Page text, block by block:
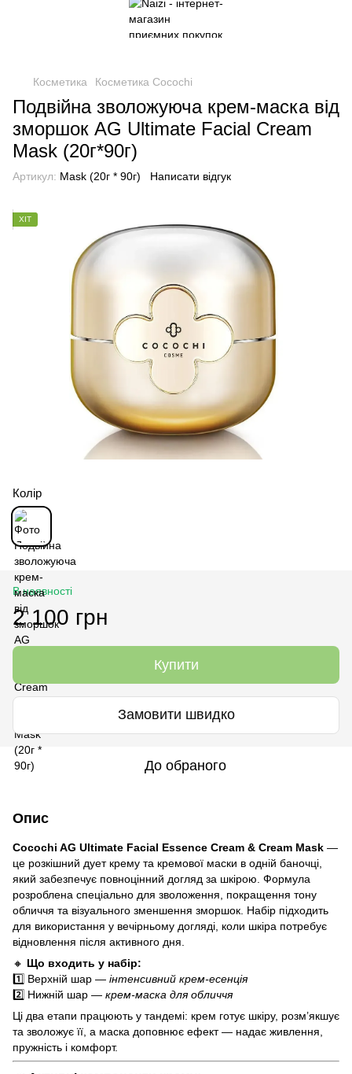
Косметика Косметика Cocochi
Подвійна зволожуюча крем-маска від
зморшок AG Ultimate Facial Cream
Mask (20г*90г)
Артикул: Mask (20г * 90г) Написати відгук
ХІТ
Колір
В наявності
2 100 грн
Купити
Замовити швидко
До обраного
Опис
Cocochi AG Ultimate Facial Essence Cream & Cream Mask —
це розкішний дует крему та кремової маски в одній баночці,
який забезпечує повноцінний догляд за шкірою. Формула
розроблена спеціально для зволоження, покращення тону
обличчя та візуального зменшення зморшок. Набір підходить
для використання у вечірньому догляді, коли шкіра потребує
відновлення після активного дня.
🔸 Що входить у набір:
1️⃣ Верхній шар — інтенсивний крем-есенція
2️⃣ Нижній шар — крем-маска для обличчя
Ці два етапи працюють у тандемі: крем готує шкіру, розм’якшує
та зволожує її, а маска доповнює ефект — надає живлення,
пружність і комфорт.